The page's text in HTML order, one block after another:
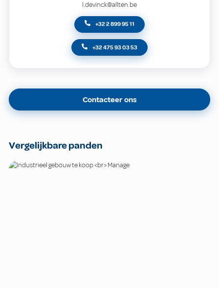
l.devinck@allten.be
+32 2 899 95 11
+32 475 93 03 53
Contacteer ons
Vergelijkbare panden